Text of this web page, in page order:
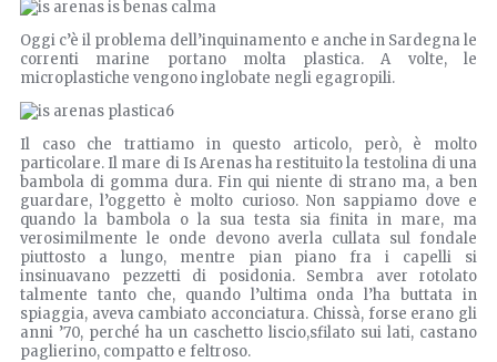
Oggi c’è il problema dell’inquinamento e anche in Sardegna le
correnti marine portano molta plastica. A volte, le
microplastiche vengono inglobate negli egagropili.
Il caso che trattiamo in questo articolo, però, è molto
particolare. Il mare di Is Arenas ha restituito la testolina di una
bambola di gomma dura. Fin qui niente di strano ma, a ben
guardare, l’oggetto è molto curioso. Non sappiamo dove e
quando la bambola o la sua testa sia finita in mare, ma
verosimilmente le onde devono averla cullata sul fondale
piuttosto a lungo, mentre pian piano fra i capelli si
insinuavano pezzetti di posidonia. Sembra aver rotolato
talmente tanto che, quando l’ultima onda l’ha buttata in
spiaggia, aveva cambiato acconciatura. Chissà, forse erano gli
anni ’70, perché ha un caschetto liscio,sfilato sui lati, castano
paglierino, compatto e feltroso.